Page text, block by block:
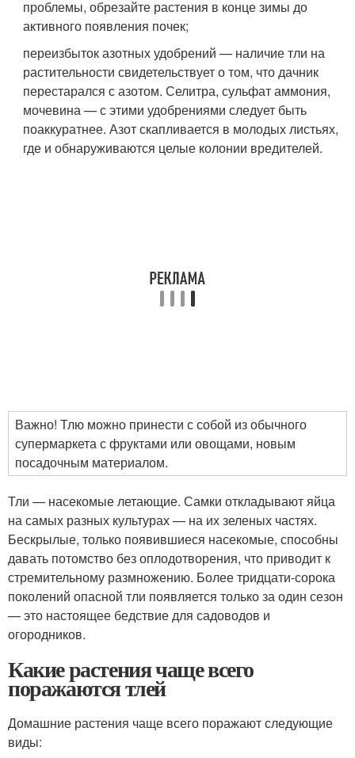
проблемы, обрезайте растения в конце зимы до
активного появления почек;
переизбыток азотных удобрений — наличие тли на
растительности свидетельствует о том, что дачник
перестарался с азотом. Селитра, сульфат аммония,
мочевина — с этими удобрениями следует быть
поаккуратнее. Азот скапливается в молодых листьях,
где и обнаруживаются целые колонии вредителей.
Важно! Тлю можно принести с собой из обычного
супермаркета с фруктами или овощами, новым
посадочным материалом.
Тли — насекомые летающие. Самки откладывают яйца
на самых разных культурах — на их зеленых частях.
Бескрылые, только появившиеся насекомые, способны
давать потомство без оплодотворения, что приводит к
стремительному размножению. Более тридцати-сорока
поколений опасной тли появляется только за один сезон
— это настоящее бедствие для садоводов и
огородников.
Какие растения чаще всего
поражаются тлей
Домашние растения чаще всего поражают следующие
виды: